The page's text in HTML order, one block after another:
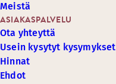
ASIAKASPALVELU
Ota yhteyttä
Usein kysytyt kysymykset
Hinnat
Ehdot
Meistä